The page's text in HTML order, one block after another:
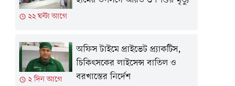
২২ ঘন্টা আগে
২ দিন আগে
অফিস টাইমে প্রাইভেট প্র্যাকটিস,
চিকিৎসকের লাইসেন্স বাতিল ও
বরখাস্তের নির্দেশ